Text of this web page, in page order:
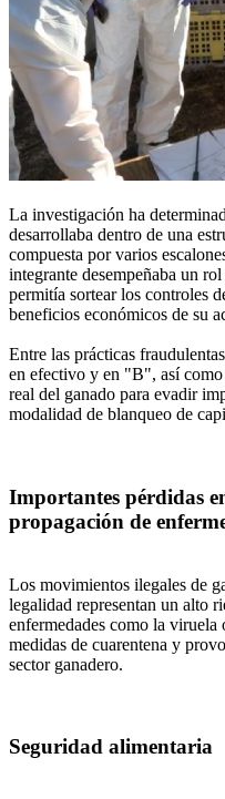
La investigación ha
desarrollaba dentro de una
compuesta por varios
integrante desempeñaba un
permitía sortear los controles
beneficios económicos de su
Entre las prácticas
en efectivo y en "B", así
real del ganado para evadir
modalidad de blanqueo de
Importantes pérdidas
propagación de
Los movimientos ilegales de
legalidad representan un alto
enfermedades como la
medidas de cuarentena y
sector ganadero.
Seguridad alimentaria